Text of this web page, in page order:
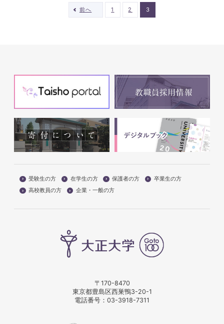
前へ 1 2 3
受験生の方 在学生の方 保護者の方
卒業生の方
高校教員の方
企業・一般の方
〒170-8470
東京都豊島区西巣鴨3-20-1
電話番号： 03-3918-7311